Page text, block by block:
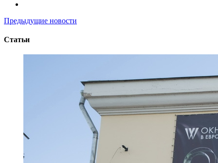
Предыдущие новости
Статьи